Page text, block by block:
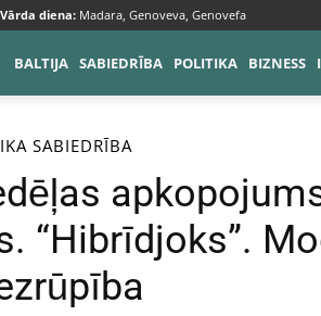
Vārda diena: Madara, Genoveva, Genovefa
BALTIJA SABIEDRĪBA POLITIKA BIZNESS
SABIEDRĪBA
“Hibrīdjoks”.